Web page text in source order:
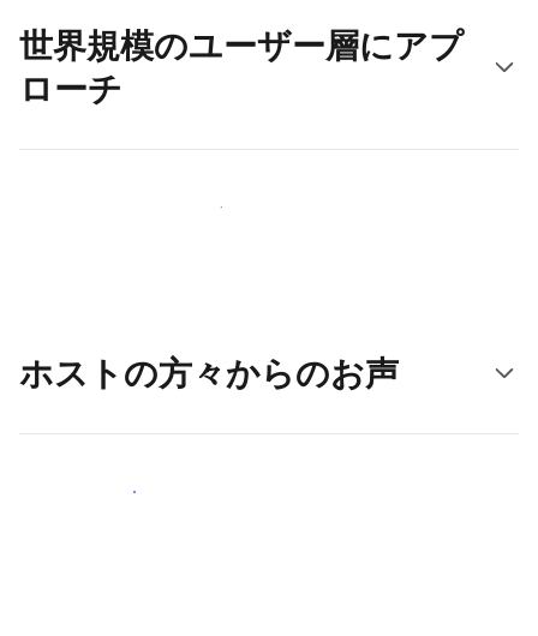
世界規模のユーザー層にアプ
ローチ
新しいユーザー層に今すぐアプローチする
ホストの方々からのお声
ホストとして登録する